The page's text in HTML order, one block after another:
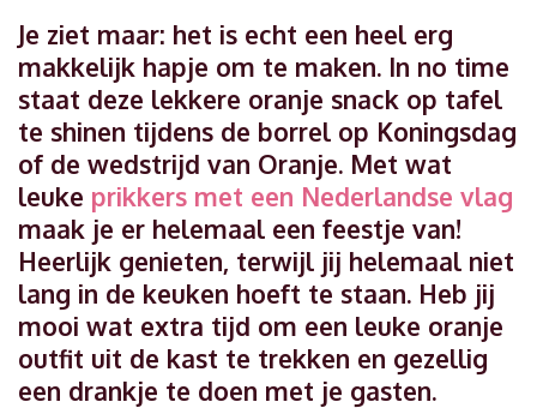
Je ziet maar: het is echt een heel erg
makkelijk hapje om te maken. In no time
staat deze lekkere oranje snack op tafel
te shinen tijdens de borrel op Koningsdag
of de wedstrijd van Oranje. Met wat
leuke prikkers met een Nederlandse vlag
maak je er helemaal een feestje van!
Heerlijk genieten, terwijl jij helemaal niet
lang in de keuken hoeft te staan. Heb jij
mooi wat extra tijd om een leuke oranje
outfit uit de kast te trekken en gezellig
een drankje te doen met je gasten.